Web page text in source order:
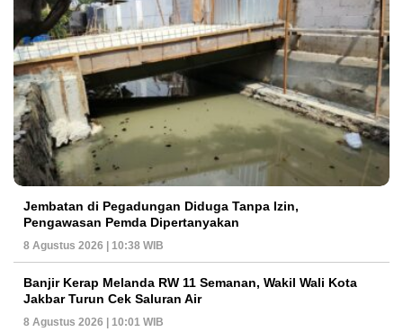
Jembatan di Pegadungan Diduga Tanpa Izin,
Pengawasan Pemda Dipertanyakan
8 Agustus 2026 | 10:38 WIB
Banjir Kerap Melanda RW 11 Semanan, Wakil Wali Kota
Jakbar Turun Cek Saluran Air
8 Agustus 2026 | 10:01 WIB